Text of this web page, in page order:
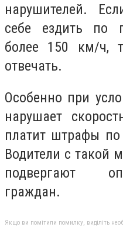
нарушителей.
себе ездить по
более 150 км/ч,
отвечать.
Особенно при
нарушает
платит штрафы
Водители с такой
подвергают
граждан.
Якщо ви помітили помилку, виділіть